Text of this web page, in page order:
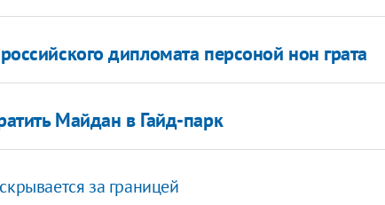
дипломата персоной нон грата
Майдан в Гайд-парк
за границей